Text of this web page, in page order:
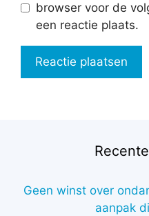
browser voor de
een reactie plaats.
Geen winst over
aanpak